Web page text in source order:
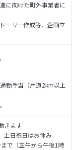
に向けた町外事業者に
ーリー作成等、企画立
勤手当（片道2km以上
きます
土日祝日はお休み
で（正午から午後1時